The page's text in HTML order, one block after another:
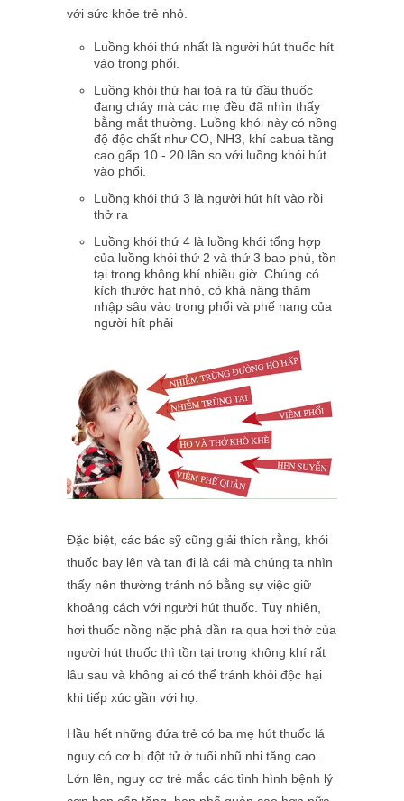
với sức khỏe trẻ nhỏ.
Luồng khói thứ nhất là người hút thuốc hít
vào trong phổi.
Luồng khói thứ hai toả ra từ đầu thuốc
đang cháy mà các mẹ đều đã nhìn thấy
bằng mắt thường. Luồng khói này có nồng
độ độc chất như CO, NH3, khí cabua tăng
cao gấp 10 - 20 lần so với luồng khói hút
vào phổi.
Luồng khói thứ 3 là người hút hít vào rồi
thở ra
Luồng khói thứ 4 là luồng khói tổng hợp
của luồng khói thứ 2 và thứ 3 bao phủ, tồn
tại trong không khí nhiều giờ. Chúng có
kích thước hạt nhỏ, có khả năng thâm
nhập sâu vào trong phổi và phế nang của
người hít phải
Đặc biệt, các bác sỹ cũng giải thích rằng, khói
thuốc bay lên và tan đi là cái mà chúng ta nhìn
thấy nên thường tránh nó bằng sự việc giữ
khoảng cách với người hút thuốc. Tuy nhiên,
hơi thuốc nồng nặc phả dần ra qua hơi thở của
người hút thuốc thì tồn tại trong không khí rất
lâu sau và không ai có thể tránh khỏi độc hại
khi tiếp xúc gần với họ.
Hầu hết những đứa trẻ có ba mẹ hút thuốc lá
nguy có cơ bị đột tử ở tuổi nhũ nhi tăng cao.
Lớn lên, nguy cơ trẻ mắc các tình hình bệnh lý